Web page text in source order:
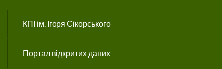
КПІ ім. Ігоря Сікорського
Портал відкритих даних